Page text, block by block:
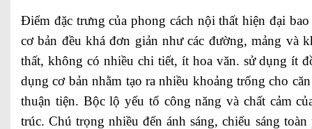
Điểm đặc trưng của phong cách nội thất hiện đại
cơ bản đều khá đơn giản như các đường, mảng và
thất, không có nhiều chi tiết, ít hoa văn. sử dụng ít
dụng cơ bản nhằm tạo ra nhiều khoảng trống cho
thuận tiện. Bộc lộ yếu tố công năng và chất cảm
trúc. Chú trọng nhiều đến ánh sáng, chiếu sáng